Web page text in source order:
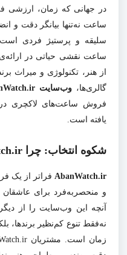
در جهانی که زمان، ارزشی
ساعت نه‌تنها بیانگر دقت و
سلیقه و پرستیژ فردی
ساعت نقشی حیاتی در
از هنر، تکنولوژی و میراث
گالری‌ها، وب‌سایت AbanWatch.ir
فروش ساعت‌های لاکچری در
یافته است.
شکوه انتخاب: چرا AbanWatch.ir بهترین است؟
AbanWatch.ir فراتر از یک
و منحصربه‌فرد برای
آنچه این وب‌سایت را از
نه‌فقط تنوع کم‌نظیر برندها،